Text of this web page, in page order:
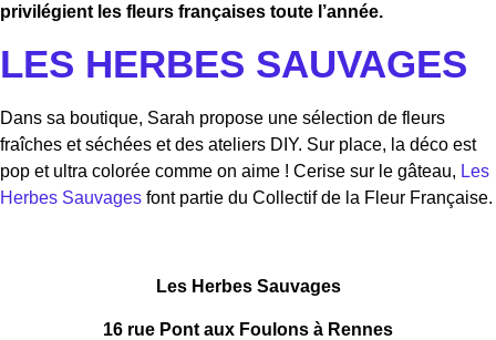
privilégient les fleurs françaises toute l’année.
LES HERBES SAUVAGES
Dans sa boutique, Sarah propose une sélection de fleurs
fraîches et séchées et des ateliers DIY. Sur place, la déco est
pop et ultra colorée comme on aime ! Cerise sur le gâteau, Les
Herbes Sauvages font partie du Collectif de la Fleur Française.
Les Herbes Sauvages
16 rue Pont aux Foulons à Rennes